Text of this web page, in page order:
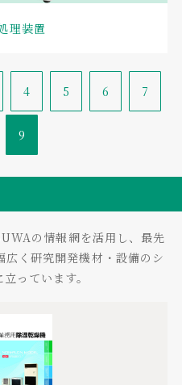
理装置
4 5 6 7
9
の情報網を活用し、最先
く研究開発機材・設備のシ
っています。